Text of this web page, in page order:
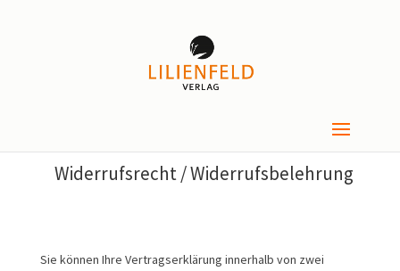
Widerrufsrecht / Widerrufsbelehrung
Sie können Ihre Vertragserklärung innerhalb von zwei